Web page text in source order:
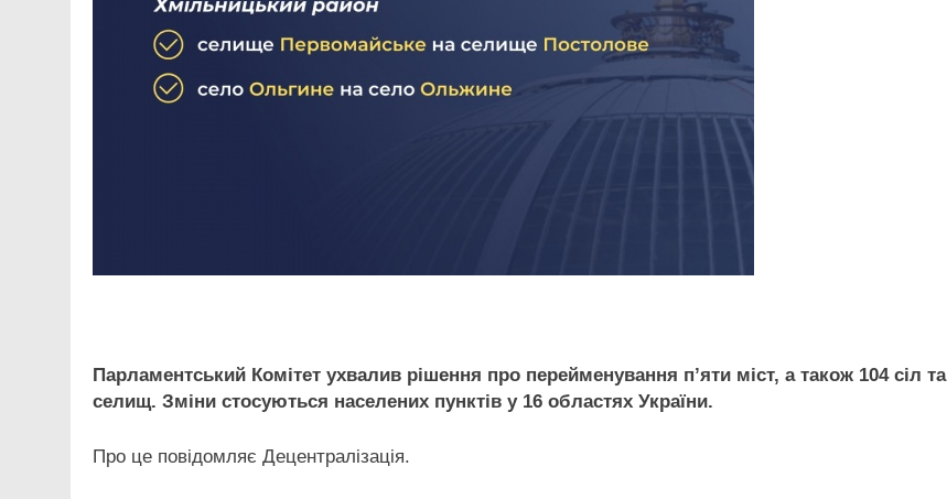
Парламентський Комітет ухвалив рішення про перейменування пʼяти міст, а також 104 сіл та
селищ. Зміни стосуються населених пунктів у 16 областях України.
Про це повідомляє Децентралізація.